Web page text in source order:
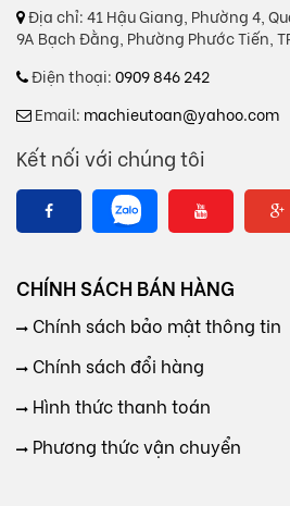
Địa chỉ:41 Hậu Giang, Phường 4,
9A Bạch Đằng, Phường Phước Tiến,
Điện thoại:0909 846 242
Email: machieutoan@yahoo.com
Kết nối với chúng tôi
CHÍNH SÁCH BÁN HÀNG
Chính sách bảo mật thông tin
Chính sách đổi hàng
Hình thức thanh toán
Phương thức vận chuyển